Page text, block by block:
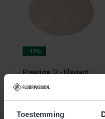
Toestemming
-13%
Prestige 12 - Elegant
vloerkleed
laagpolig outdoor vloerkleed
op voorraad